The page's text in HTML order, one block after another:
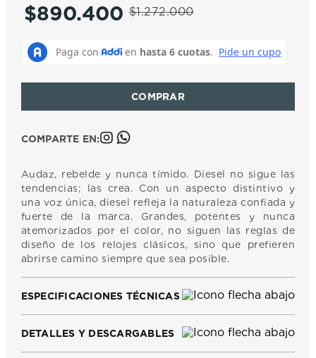
$1.272.000
$890.400
COMPARTE EN:
Audaz, rebelde y nunca tímido. Diesel no sigue las
tendencias; las crea. Con un aspecto distintivo y
una voz única, diesel refleja la naturaleza confiada y
fuerte de la marca. Grandes, potentes y nunca
atemorizados por el color, no siguen las reglas de
diseño de los relojes clásicos, sino que prefieren
abrirse camino siempre que sea posible.
ESPECIFICACIONES TÉCNICAS
DETALLES Y DESCARGABLES